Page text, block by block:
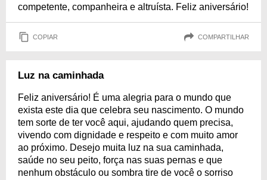
competente, companheira e altruísta. Feliz aniversário!
COPIAR COMPARTILHAR
Luz na caminhada
Feliz aniversário! É uma alegria para o mundo que
exista este dia que celebra seu nascimento. O mundo
tem sorte de ter você aqui, ajudando quem precisa,
vivendo com dignidade e respeito e com muito amor
ao próximo. Desejo muita luz na sua caminhada,
saúde no seu peito, força nas suas pernas e que
nenhum obstáculo ou sombra tire de você o sorriso